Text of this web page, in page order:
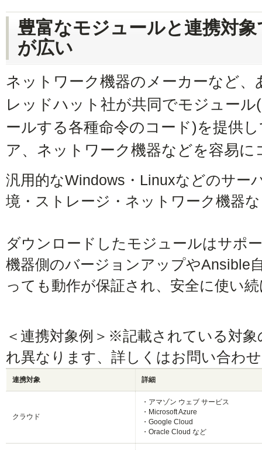
豊富なモジュールと連携対
が広い
ネットワーク機器のメーカーなど
レッドハット社が共同でモジュー
ールする各種命令のコード)を提供
ア、ネットワーク機器などを容易
汎用的なWindows・Linuxなどのサー
境・ストレージ・ネットワーク機器
ダウンロードしたモジュールはサポ
機器側のバージョンアップやAnsible
っても動作が保証され、安全に使い
＜連携対象例＞※記載されている対
れ異なります、詳しくはお問い合わ
連携対象 詳細
クラウド
・アマゾン ウェブ サービス
・Microsoft Azure
・Google Cloud
・Oracle Cloud など